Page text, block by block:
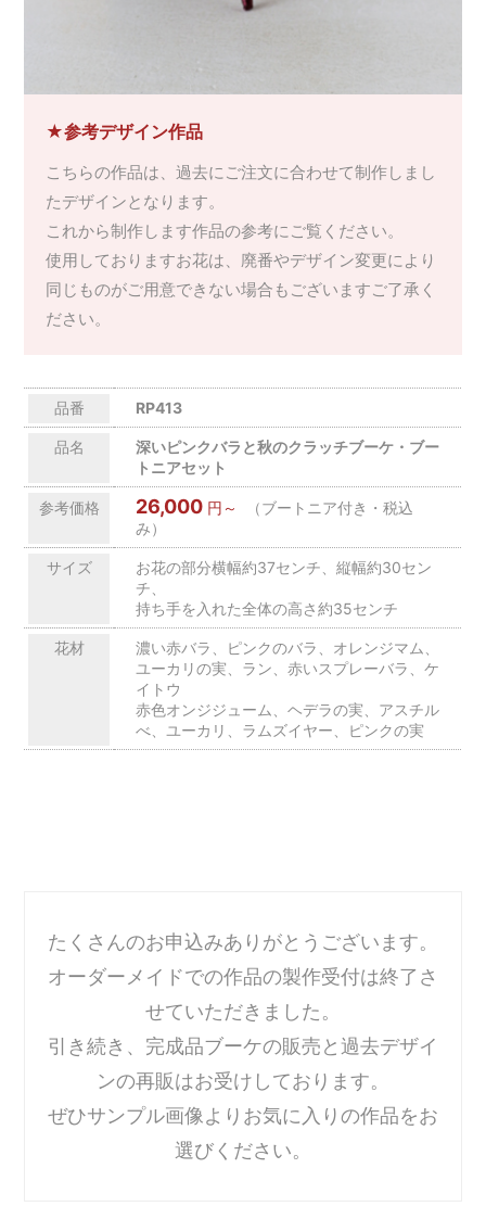
★参考デザイン作品
こちらの作品は、過去にご注文に合わせて制作しまし
たデザインとなります。
これから制作します作品の参考にご覧ください。
使用しておりますお花は、廃番やデザイン変更により
同じものがご用意できない場合もございますご了承く
ださい。
品番 RP413
品名
深いピンクバラと秋のクラッチブーケ・ブー
トニアセット
参考価格 26,000 円～
（ブートニア付き・税込
み）
サイズ
お花の部分横幅約37センチ、縦幅約30セン
チ、
持ち手を入れた全体の高さ約35センチ
花材
濃い赤バラ、ピンクのバラ、オレンジマム、
ユーカリの実、ラン、赤いスプレーバラ、ケ
イトウ
赤色オンジジューム、ヘデラの実、アスチル
べ、ユーカリ、ラムズイヤー、ピンクの実
たくさんのお申込みありがとうございます。
オーダーメイドでの作品の製作受付は終了さ
せていただきました。
引き続き、完成品ブーケの販売と過去デザイ
ンの再販はお受けしております。
ぜひサンプル画像よりお気に入りの作品をお
選びください。